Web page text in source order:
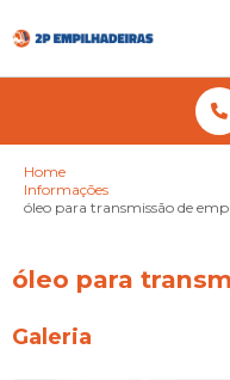
Home
Informações
óleo para transmissão de
óleo para
Galeria